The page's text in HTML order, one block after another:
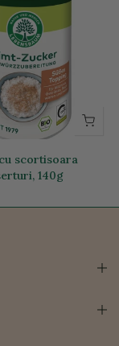
scortisoara
140g